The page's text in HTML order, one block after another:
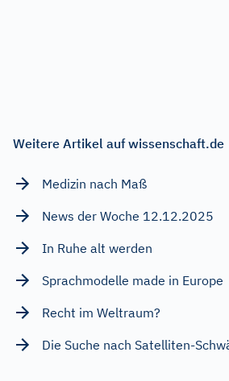
Weitere Artikel auf wissenschaft.de
Medizin nach Maß
News der Woche 12.12.2025
In Ruhe alt werden
Sprachmodelle made in Europe
Recht im Weltraum?
Die Suche nach Satelliten-